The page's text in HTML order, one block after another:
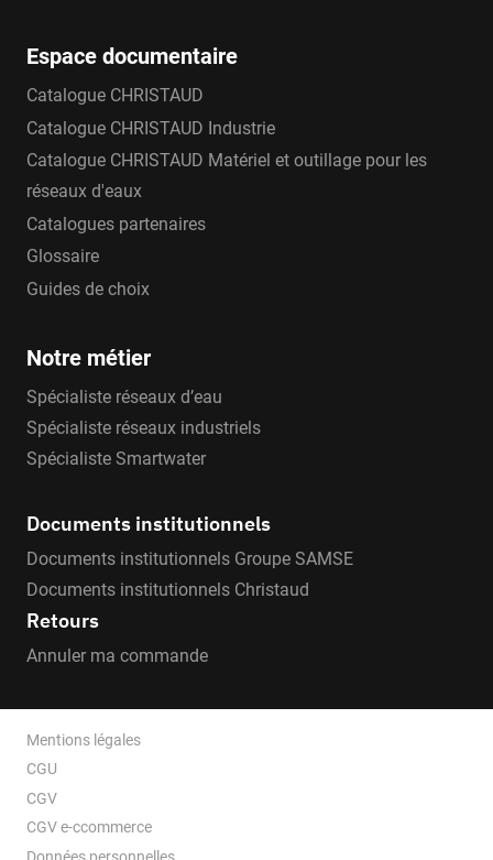
Espace documentaire
Catalogue CHRISTAUD
Catalogue CHRISTAUD Industrie
Catalogue CHRISTAUD Matériel et outillage pour les
réseaux d'eaux
Catalogues partenaires
Glossaire
Guides de choix
Notre métier
Spécialiste réseaux d’eau
Spécialiste réseaux industriels
Spécialiste Smartwater
Documents institutionnels
Documents institutionnels Groupe SAMSE
Documents institutionnels Christaud
Retours
Annuler ma commande
Mentions légales
CGU
CGV
CGV e-ccommerce